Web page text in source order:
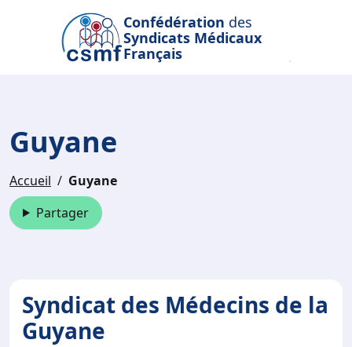
Passer au contenu principal
Confédération des
Syndicats Médicaux
Français
Guyane
Accueil
Guyane
Partager
Syndicat des Médecins de la
Guyane